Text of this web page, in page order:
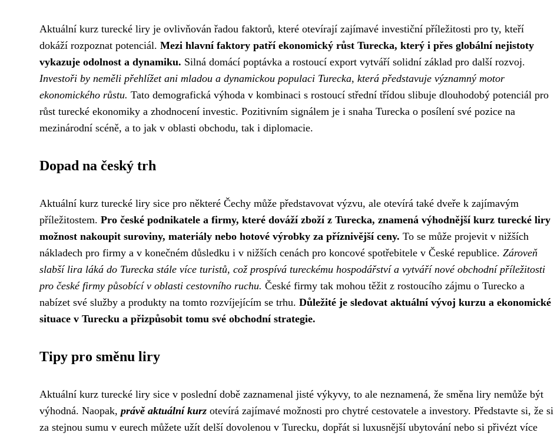
Aktuální kurz turecké liry je ovlivňován řadou faktorů, které otevírají zajímavé investiční příležitosti pro ty, kteří
dokáží rozpoznat potenciál. Mezi hlavní faktory patří ekonomický růst Turecka, který i přes globální nejistoty
vykazuje odolnost a dynamiku. Silná domácí poptávka a rostoucí export vytváří solidní základ pro další rozvoj.
Investoři by neměli přehlížet ani mladou a dynamickou populaci Turecka, která představuje významný motor
ekonomického růstu. Tato demografická výhoda v kombinaci s rostoucí střední třídou slibuje dlouhodobý potenciál pro
růst turecké ekonomiky a zhodnocení investic. Pozitivním signálem je i snaha Turecka o posílení své pozice na
mezinárodní scéně, a to jak v oblasti obchodu, tak i diplomacie.
Dopad na český trh
Aktuální kurz turecké liry sice pro některé Čechy může představovat výzvu, ale otevírá také dveře k zajímavým
příležitostem. Pro české podnikatele a firmy, které dováží zboží z Turecka, znamená výhodnější kurz turecké liry
možnost nakoupit suroviny, materiály nebo hotové výrobky za příznivější ceny. To se může projevit v nižších
nákladech pro firmy a v konečném důsledku i v nižších cenách pro koncové spotřebitele v České republice. Zároveň
slabší lira láká do Turecka stále více turistů, což prospívá tureckému hospodářství a vytváří nové obchodní příležitosti
pro české firmy působící v oblasti cestovního ruchu. České firmy tak mohou těžit z rostoucího zájmu o Turecko a
nabízet své služby a produkty na tomto rozvíjejícím se trhu. Důležité je sledovat aktuální vývoj kurzu a ekonomické
situace v Turecku a přizpůsobit tomu své obchodní strategie.
Tipy pro směnu liry
Aktuální kurz turecké liry sice v poslední době zaznamenal jisté výkyvy, to ale neznamená, že směna liry nemůže být
výhodná. Naopak, právě aktuální kurz otevírá zajímavé možnosti pro chytré cestovatele a investory. Představte si, že si
za stejnou sumu v eurech můžete užít delší dovolenou v Turecku, dopřát si luxusnější ubytování nebo si přivézt více